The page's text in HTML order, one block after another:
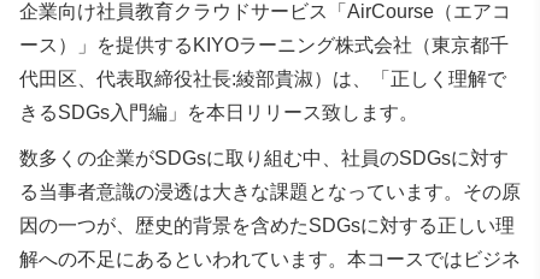
企業向け社員教育クラウドサービス「AirCourse（エアコ
ース）」を提供するKIYOラーニング株式会社（東京都千
代田区、代表取締役社長:綾部貴淑）は、「正しく理解で
きるSDGs入門編」を本日リリース致します。
数多くの企業がSDGsに取り組む中、社員のSDGsに対す
る当事者意識の浸透は大きな課題となっています。その原
因の一つが、歴史的背景を含めたSDGsに対する正しい理
解への不足にあるといわれています。本コースではビジネ